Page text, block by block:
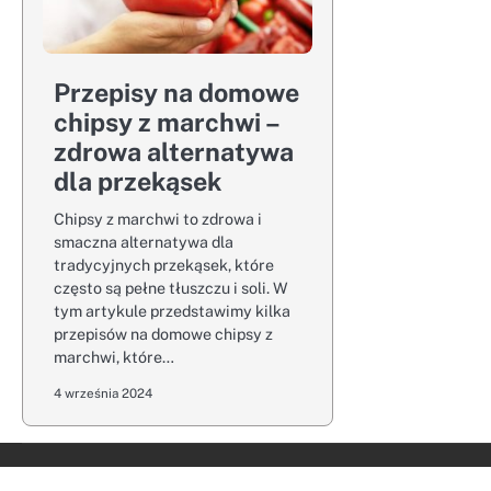
Przepisy na domowe
chipsy z marchwi –
zdrowa alternatywa
dla przekąsek
Chipsy z marchwi to zdrowa i
smaczna alternatywa dla
tradycyjnych przekąsek, które
często są pełne tłuszczu i soli. W
tym artykule przedstawimy kilka
przepisów na domowe chipsy z
marchwi, które…
4 września 2024